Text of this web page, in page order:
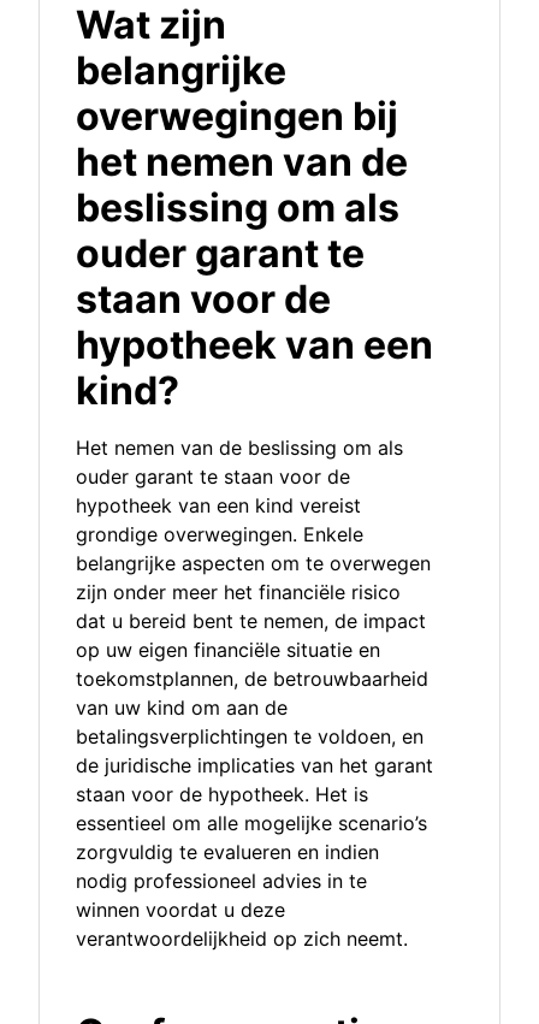
Wat zijn
belangrijke
overwegingen bij
het nemen van de
beslissing om als
ouder garant te
staan voor de
hypotheek van een
kind?
Het nemen van de beslissing om als
ouder garant te staan voor de
hypotheek van een kind vereist
grondige overwegingen. Enkele
belangrijke aspecten om te overwegen
zijn onder meer het financiële risico
dat u bereid bent te nemen, de impact
op uw eigen financiële situatie en
toekomstplannen, de betrouwbaarheid
van uw kind om aan de
betalingsverplichtingen te voldoen, en
de juridische implicaties van het garant
staan voor de hypotheek. Het is
essentieel om alle mogelijke scenario’s
zorgvuldig te evalueren en indien
nodig professioneel advies in te
winnen voordat u deze
verantwoordelijkheid op zich neemt.